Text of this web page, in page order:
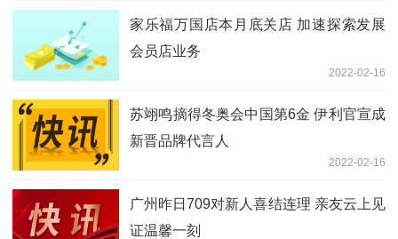
家乐福万国店本月底关店 加速探索发展
会员店业务
2022-02-16
苏翊鸣摘得冬奥会中国第6金 伊利官宣成
新晋品牌代言人
2022-02-16
广州昨日709对新人喜结连理 亲友云上见
证温馨一刻